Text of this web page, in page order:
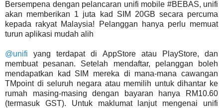
Bersempena dengan pelancaran unifi mobile #BEBAS, unifi
akan memberikan 1 juta kad SIM 20GB secara percuma
kepada rakyat Malaysia! Pelanggan hanya perlu memuat
turun aplikasi mudah alih
@unifi yang terdapat di AppStore atau PlayStore, dan
membuat pesanan. Setelah mendaftar, pelanggan boleh
mendapatkan kad SIM mereka di mana-mana cawangan
TMpoint di seluruh negara atau memilih untuk dihantar ke
rumah masing-masing dengan bayaran hanya RM10.60
(termasuk GST). Untuk maklumat lanjut mengenai unifi